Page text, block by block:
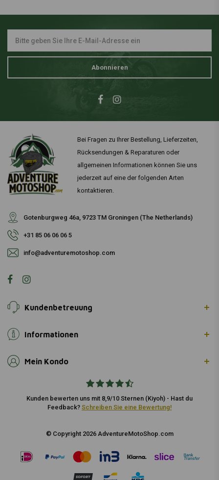
Charger | 1 Ampere
Abonnieren
Bei Fragen zu Ihrer Bestellung, Lieferzeiten,
Rücksendungen & Reparaturen oder
allgemeinen Informationen können Sie uns
jederzeit auf eine der folgenden Arten
kontaktieren.
Gotenburgweg 46a, 9723 TM Groningen (The Netherlands)
+31 85 06 06 06 5
info@adventuremotoshop.com
Kundenbetreuung
Informationen
Mein Kondo
Kunden bewerten uns mit 8,9/10 Sternen (Kiyoh) - Hast du
Feedback? Schreiben Sie eine Bewertung!
© Copyright 2026 AdventureMotoShop.com